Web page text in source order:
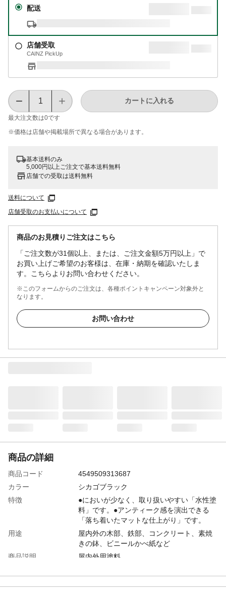
配送
店舗受取
CAINZ PickUp
最大注文数は0です
カートに入れる
※価格は​店舗や​掲載場所で​異なる​場合が​あります。
基本送料のみ
5,000円以上ご注文で基本送料無料
店舗での受取は送料無料
送料について
店舗受取のお支払いについて
商品のお見積りご注文はこちら
「ご注文数が31個以上、または、ご注文金額5万円以上」で
お買い上げご希望のお客様は、在庫・納期を確認いたしま
す。こちらよりお問い合わせください。
※このフォームからのご注文は、各種ポイントキャンペーン対象外と
なります。
お問い合わせ
商品の詳細
商品コード
4549509313687
カラー
シカゴブラック
特徴
●においが少なく、取り扱いやすい「水性塗
料」です。●アンティーク感を演出できる
「落ち着いたマットな仕上がり」です。
用途
屋内外の木部、鉄部、コンクリート、素焼
きの鉢、ビニールかべ紙など
商品説明
屋内外用塗料